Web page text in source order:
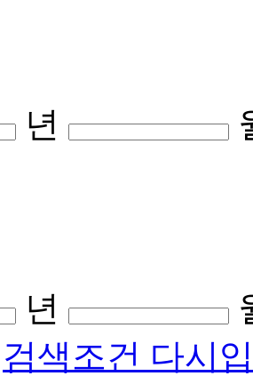
년
년
검색조건 다시